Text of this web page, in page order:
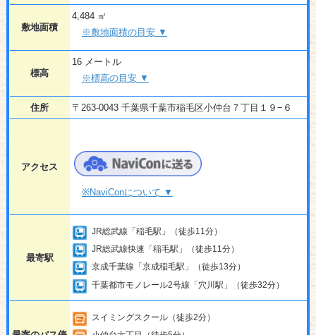
敷地面積
4,484 ㎡
※敷地面積の目安 ▼
標高
16 メートル
※標高の目安 ▼
住所 〒263-0043 千葉県千葉市稲毛区小仲台７丁目１９−６
アクセス
※NaviConについて ▼
最寄駅
JR総武線「稲毛駅」（徒歩11分）
JR総武線快速「稲毛駅」（徒歩11分）
京成千葉線「京成稲毛駅」（徒歩13分）
千葉都市モノレール2号線「穴川駅」（徒歩32分）
スイミングスクール（徒歩2分）